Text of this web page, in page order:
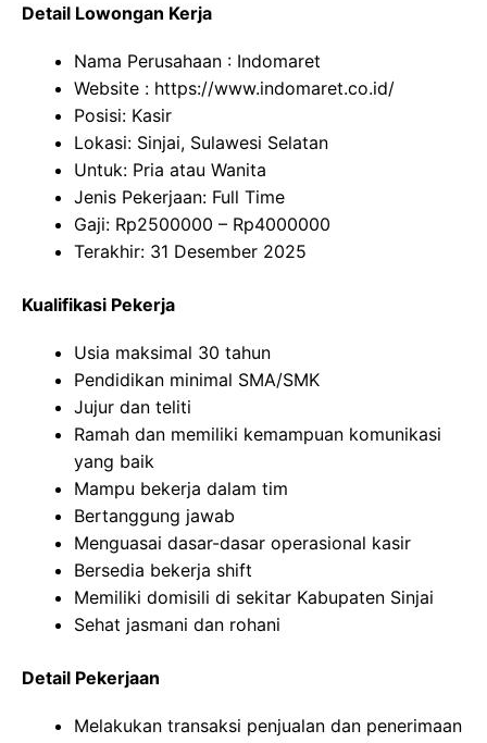
Detail Lowongan Kerja
Nama Perusahaan : Indomaret
Website : https://www.indomaret.co.id/
Posisi: Kasir
Lokasi: Sinjai, Sulawesi Selatan
Untuk: Pria atau Wanita
Jenis Pekerjaan: Full Time
Gaji: Rp2500000 – Rp4000000
Terakhir: 31 Desember 2025
Kualifikasi Pekerja
Usia maksimal 30 tahun
Pendidikan minimal SMA/SMK
Jujur dan teliti
Ramah dan memiliki kemampuan komunikasi
yang baik
Mampu bekerja dalam tim
Bertanggung jawab
Menguasai dasar-dasar operasional kasir
Bersedia bekerja shift
Memiliki domisili di sekitar Kabupaten Sinjai
Sehat jasmani dan rohani
Detail Pekerjaan
Melakukan transaksi penjualan dan penerimaan